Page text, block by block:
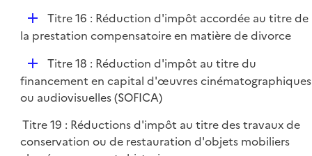
r
D
é
i
e
Titre 16 : Réduction d'impôt accordée au titre de
la prestation compensatoire en matière de divorce
D
é
p
i
e
Titre 18 : Réduction d'impôt au titre du
financement en capital d'œuvres cinématographiques
ou audiovisuelles (SOFICA)
Titre 19 : Réductions d'impôt au titre des travaux de
conservation ou de restauration d'objets mobiliers